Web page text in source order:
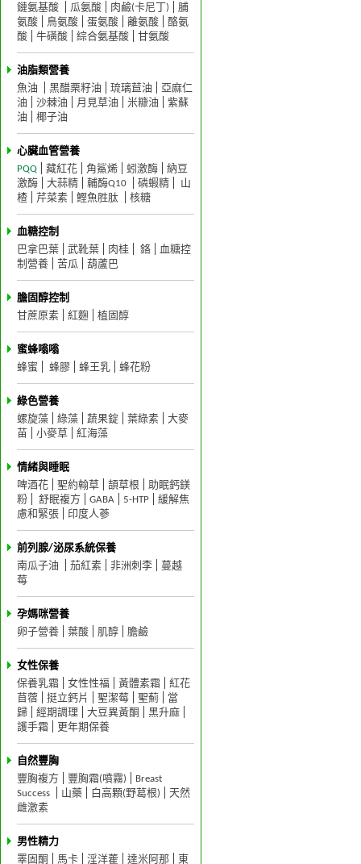
鏈氨基酸
瓜氨酸 肉鹼(卡尼丁)
脯
氨酸
鳥氨酸 蛋氨酸 離氨酸
酪氨
酸
牛磺酸 綜合氨基酸 甘氨酸
油脂類營養
魚油
黑醋栗籽油 琉璃苣油
亞麻仁
油
沙棘油 月見草油 米糠油
紫蘇
油
椰子油
心臟血管營養
PQQ
藏紅花 角鯊烯 蚓激酶
納豆
激酶
大蒜精 輔酶Q10 磷蝦精
山
楂
芹菜素 鰹魚胜肽 核糖
血糖控制
巴拿巴葉
武靴葉 肉桂 鉻
血糖控
制營養
苦瓜 葫蘆巴
膽固醇控制
甘蔗原素
紅麴 植固醇
蜜蜂嗡嗡
蜂蜜
蜂膠 蜂王乳 蜂花粉
綠色營養
螺旋藻
綠藻 蔬果錠 葉綠素
大麥
苗
小麥草 紅海藻
情緒與睡眠
啤酒花
聖約翰草 頡草根
助眠鈣鎂
粉
舒眠複方 GABA 5-HTP
緩解焦
慮和緊張
印度人蔘
前列腺/泌尿系統保養
南瓜子油
茄紅素 非洲刺李
蔓越
莓
孕媽咪營養
卵子營養
葉酸 肌醇 膽鹼
女性保養
保養乳霜
女性性福 黃體素霜
紅花
苜蓿
挺立鈣片 聖潔莓 聖薊
當
歸
經期調理 大豆異黃酮
黑升麻
護手霜
更年期保養
自然豐胸
豐胸複方
豐胸霜(噴霧)
Breast
Success
山藥 白高顆(野葛根)
天然
雌激素
男性精力
睪固酮
馬卡 淫洋藿 達米阿那 東